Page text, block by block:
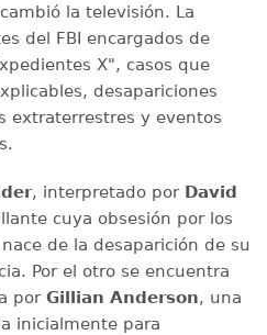
la televisión. La
del FBI encargados de
X", casos que
desapariciones
extraterrestres y eventos
, interpretado por David
cuya obsesión por los
de la desaparición de su
Por el otro se encuentra
por Gillian Anderson, una
inicialmente para